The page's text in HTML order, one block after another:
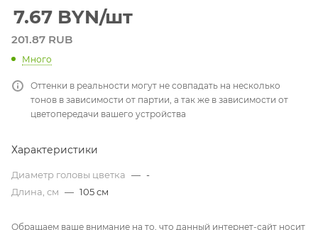
7.67 BYN/шт
201.87 RUB
Много
Оттенки в реальности могут не совпадать на несколько
тонов в зависимости от партии, а так же в зависимости от
цветопередачи вашего устройства
Характеристики
Диаметр головы цветка — -
Длина, см — 105 см
Обращаем ваше внимание на то, что данный интернет-сайт носит